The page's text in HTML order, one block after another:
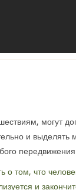
могут
и
о том, что
и